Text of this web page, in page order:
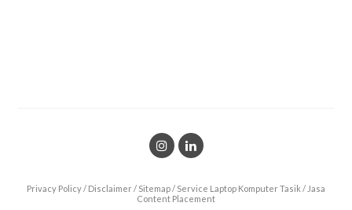
Privacy Policy/ Disclaimer / Sitemap/ Service Laptop Komputer Tasik / Jasa
Content Placement